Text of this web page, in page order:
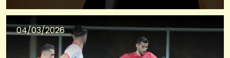
04/03/2026